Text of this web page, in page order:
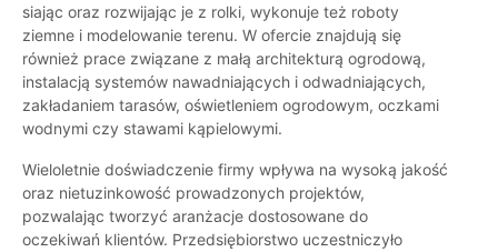
siając oraz rozwijając je z rolki, wykonuje też roboty
ziemne i modelowanie terenu. W ofercie znajdują się
również prace związane z małą architekturą ogrodową,
instalacją systemów nawadniających i odwadniających,
zakładaniem tarasów, oświetleniem ogrodowym, oczkami
wodnymi czy stawami kąpielowymi.
Wieloletnie doświadczenie firmy wpływa na wysoką jakość
oraz nietuzinkowość prowadzonych projektów,
pozwalając tworzyć aranżacje dostosowane do
oczekiwań klientów. Przedsiębiorstwo uczestniczyło